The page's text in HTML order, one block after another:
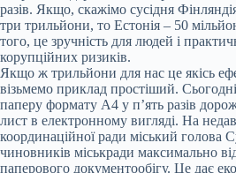
разів. Якщо, скажімо сусідня
три трильйони, то Естонія – 50
того, це зручність для людей і
корупційних ризиків.
Якщо ж трильйони для нас це якісь
візьмемо приклад простіший.
паперу формату А4 у п’ять разів
лист в електронному вигляді. На
координаційної ради міський голова
чиновників міськради максимально
паперового документообігу. Це дає